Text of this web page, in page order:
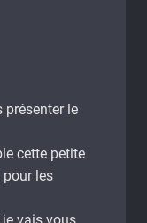
présenter le
cette petite
les